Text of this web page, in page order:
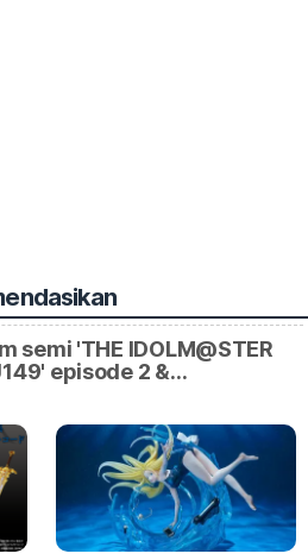
semi 'THE IDOLM@STER
episode 2 &…